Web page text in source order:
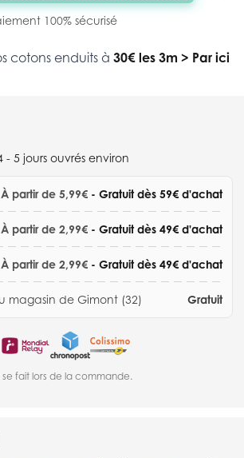
100% sécurisé
cotons enduits à 30€ les 3m > Par ici
- 5 jours ouvrés environ
À partir de 5,99€ - Gratuit dès 59€ d'achat
À partir de 2,99€ - Gratuit dès 49€ d'achat
À partir de 2,99€ - Gratuit dès 49€ d'achat
magasin de Gimont (32) Gratuit
se fait lors de la commande.